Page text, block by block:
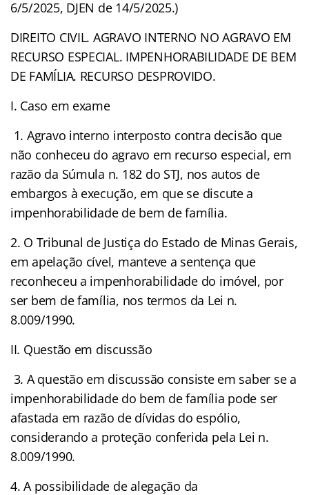
6/5/2025, DJEN de 14/5/2025.)
DIREITO CIVIL. AGRAVO INTERNO NO AGRAVO EM
RECURSO ESPECIAL. IMPENHORABILIDADE DE BEM
DE FAMÍLIA. RECURSO DESPROVIDO.
I. Caso em exame
1. Agravo interno interposto contra decisão que
não conheceu do agravo em recurso especial, em
razão da Súmula n. 182 do STJ, nos autos de
embargos à execução, em que se discute a
impenhorabilidade de bem de família.
2. O Tribunal de Justiça do Estado de Minas Gerais,
em apelação cível, manteve a sentença que
reconheceu a impenhorabilidade do imóvel, por
ser bem de família, nos termos da Lei n.
8.009/1990.
II. Questão em discussão
3. A questão em discussão consiste em saber se a
impenhorabilidade do bem de família pode ser
afastada em razão de dívidas do espólio,
considerando a proteção conferida pela Lei n.
8.009/1990.
4. A possibilidade de alegação da